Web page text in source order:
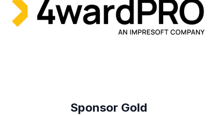
Sponsor Gold